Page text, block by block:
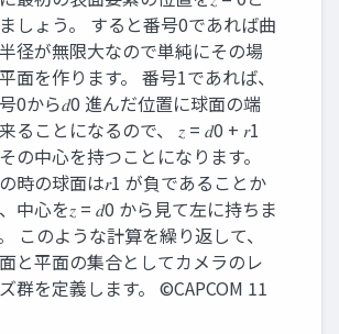
しょう。 すると番号0であれば曲
径が無限大なので単純にその場
面を作ります。 番号1であれば、
0から𝑑0 進んだ位置に球面の端
ることになるので、 𝑧 = 𝑑0 + 𝑟1
の中心を持つことになります。
時の球面は𝑟1 が負であることか
中心を𝑧 = 𝑑0 から見て左に持ちま
このような計算を繰り返して、
と平面の集合としてカメラのレ
群を定義します。 ©CAPCOM 11